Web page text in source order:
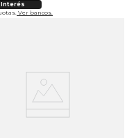
Interés
Ver bancos.